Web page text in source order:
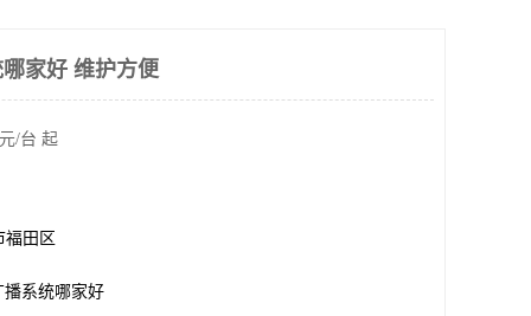
家好 维护方便
/台 起
福田区
播系统哪家好